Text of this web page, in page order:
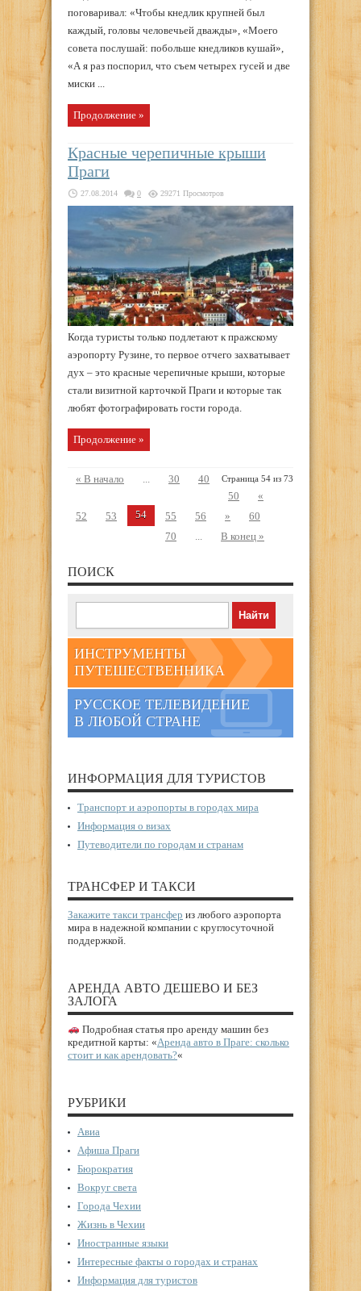
поговаривал: «Чтобы кнедлик крупней был
каждый, головы человечьей дважды», «Моего
совета послушай: побольше кнедликов кушай»,
«А я раз поспорил, что съем четырех гусей и две
миски ...
Продолжение »
Красные черепичные крыши
Праги
27.08.2014 0 29271 Просмотров
Когда туристы только подлетают к пражскому
аэропорту Рузине, то первое отчего захватывает
дух – это красные черепичные крыши, которые
стали визитной карточкой Праги и которые так
любят фотографировать гости города.
Продолжение »
Страница 54 из 73
« В начало ... 30
40
50
«
52
53 54 55 56 »
60
70
... В конец »
ПОИСК
ИНСТРУМЕНТЫ
ПУТЕШЕСТВЕННИКА
РУССКОЕ ТЕЛЕВИДЕНИЕ
В ЛЮБОЙ СТРАНЕ
ИНФОРМАЦИЯ ДЛЯ ТУРИСТОВ
Транспорт и аэропорты в городах мира
Информация о визах
Путеводители по городам и странам
ТРАНСФЕР И ТАКСИ
Закажите такси трансфер из любого аэропорта
мира в надежной компании с круглосуточной
поддержкой.
АРЕНДА АВТО ДЕШЕВО И БЕЗ
ЗАЛОГА
Подробная статья про аренду машин без
кредитной карты: «Аренда авто в Праге: сколько
стоит и как арендовать?«
РУБРИКИ
Авиа
Афиша Праги
Бюрократия
Вокруг света
Города Чехии
Жизнь в Чехии
Иностранные языки
Интересные факты о городах и странах
Информация для туристов